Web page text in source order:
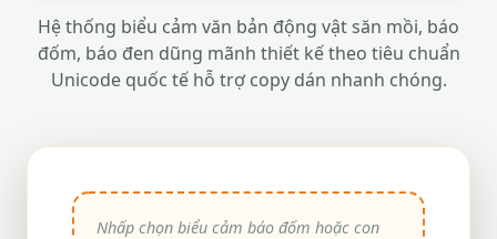
Hệ thống biểu cảm văn bản động vật săn mồi, báo
đốm, báo đen dũng mãnh thiết kế theo tiêu chuẩn
Unicode quốc tế hỗ trợ copy dán nhanh chóng.